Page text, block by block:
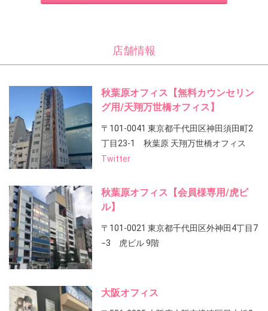
店舗情報
秋葉原オフィス【無料カウンセリン
グ用/天翔万世橋オフィス】
〒101-0041 東京都千代田区神田須田町2
丁目23-1 秋葉原 天翔万世橋オフィス
Twitter
秋葉原オフィス【会員様専用/虎ビ
ル】
〒101-0021 東京都千代田区外神田4丁目7
−3 虎ビル 9階
大阪オフィス